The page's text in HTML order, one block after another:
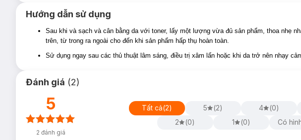
Hướng dẫn sử dụng
Sau khi và sạch và cân bằng da với toner, lấy một lượng vừa đủ sản phẩm, thoa nhẹ
trên, từ trong ra ngoài cho đến khi sản phẩm hấp thụ hoàn toàn.
Sử dụng ngay sau các thủ thuật lâm sáng, điều trị xâm lấn hoặc khi da trở nên nhạy
Đánh giá (2)
5
2 đánh giá
Tất cả(2) 5 (2) 4 (0)
2
(0) 1 (0) Có